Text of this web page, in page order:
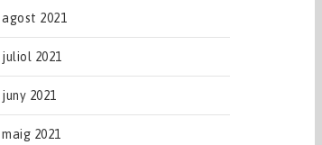
agost 2021
juliol 2021
juny 2021
maig 2021